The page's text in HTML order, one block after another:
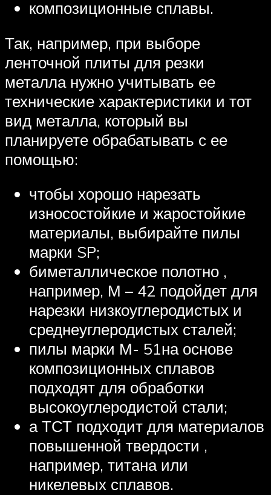
композиционные сплавы.
Так, например, при выборе
ленточной плиты для резки
металла нужно учитывать ее
технические характеристики и тот
вид металла, который вы
планируете обрабатывать с ее
помощью:
чтобы хорошо нарезать
износостойкие и жаростойкие
материалы, выбирайте пилы
марки SP;
биметаллическое полотно ,
например, М – 42 подойдет для
нарезки низкоуглеродистых и
среднеуглеродистых сталей;
пилы марки М- 51на основе
композиционных сплавов
подходят для обработки
высокоуглеродистой стали;
а ТСТ подходит для материалов
повышенной твердости ,
например, титана или
никелевых сплавов.